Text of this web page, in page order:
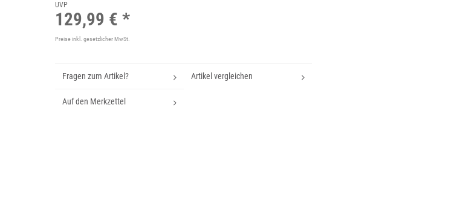
UVP
129,99 € *
Preise inkl. gesetzlicher MwSt.
Fragen zum Artikel? Artikel vergleichen
Auf den Merkzettel